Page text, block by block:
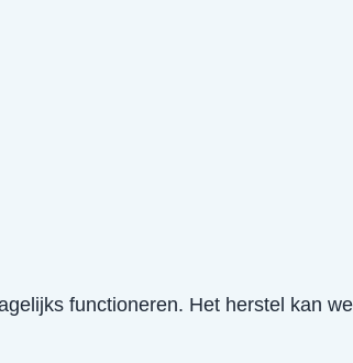
functioneren. Het herstel kan